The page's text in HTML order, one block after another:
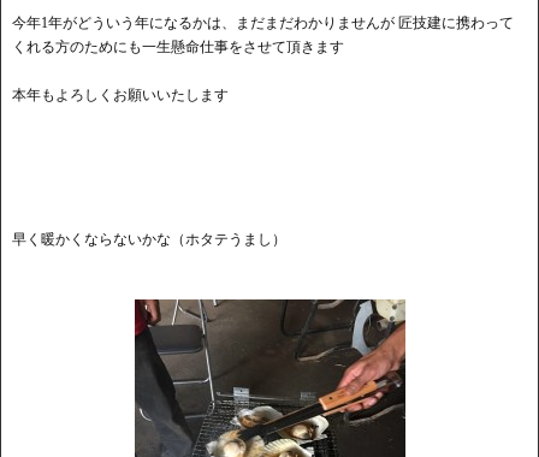
今年1年がどういう年になるかは、まだまだわかりませんが 匠技建に携わって
くれる方のためにも一生懸命仕事をさせて頂きます
本年もよろしくお願いいたします
早く暖かくならないかな（ホタテうまし）